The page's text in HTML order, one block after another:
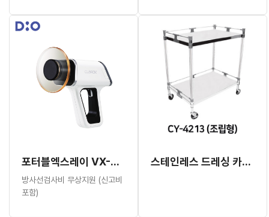
포터블엑스레이 VX-30 (건타입)
방사선검사비 무상지원 (신고비
포함)
스테인레스 드레싱 카트 2단 CY-4213 (조립형)